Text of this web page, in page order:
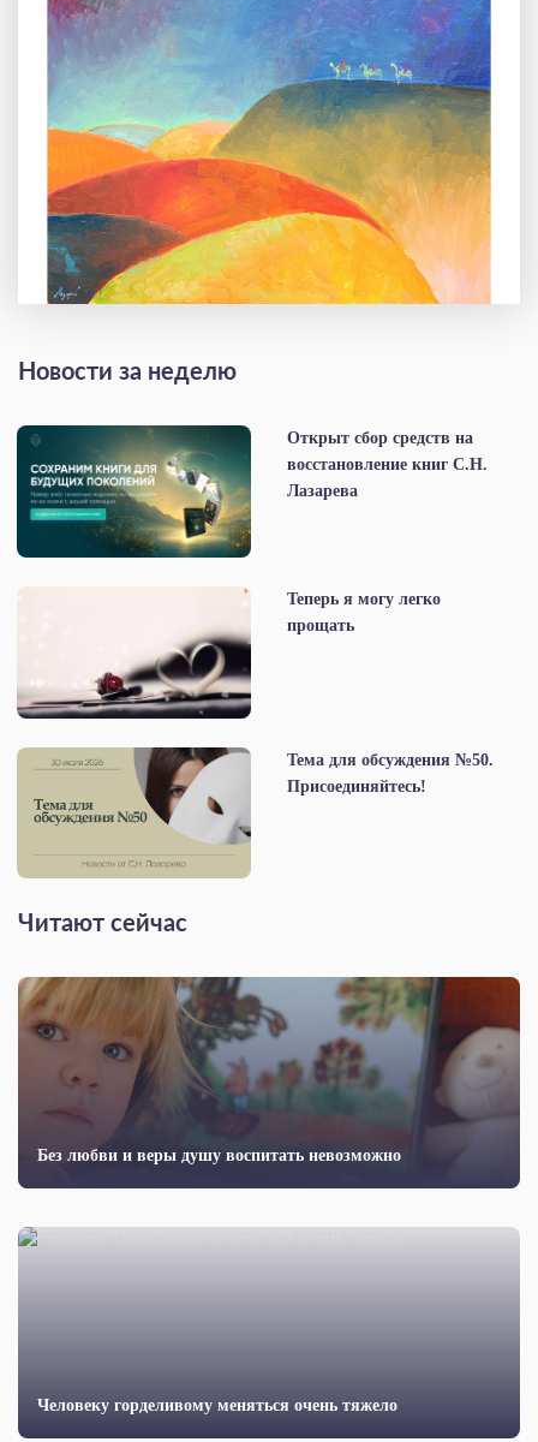
Новости за неделю
Открыт сбор средств на
восстановление книг С.Н.
Лазарева
Теперь я могу легко
прощать
Тема для обсуждения №50.
Присоединяйтесь!
Читают сейчас
Без любви и веры душу воспитать невозможно
Человеку горделивому меняться очень тяжело